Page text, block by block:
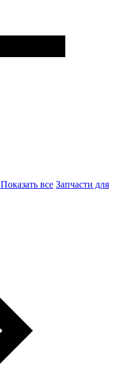
Показать все Запчасти для